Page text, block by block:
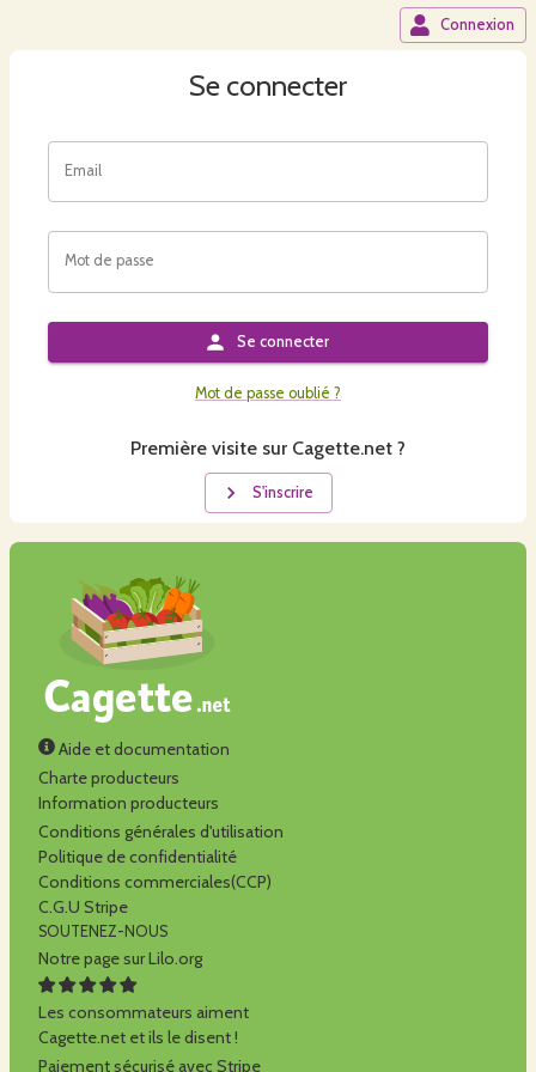
Connexion
Se connecter
Email
Mot de passe
Se connecter
Mot de passe oublié ?
Première visite sur Cagette.net ?
S'inscrire
Aide et documentation
Charte producteurs
Information producteurs
Conditions générales d'utilisation
Politique de confidentialité
Conditions commerciales(CCP)
C.G.U Stripe
SOUTENEZ-NOUS
Notre page sur Lilo.org
Les consommateurs aiment
Cagette.net et ils le disent !
Paiement sécurisé avec Stripe